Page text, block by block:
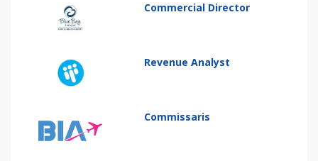
Commercial Director
Revenue Analyst
Commissaris